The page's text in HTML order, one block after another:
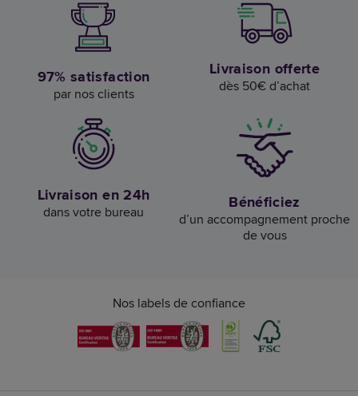
97% satisfaction
par nos clients
Livraison offerte
dès 50€ d’achat
Livraison en 24h
dans votre bureau Bénéficiez
d’un accompagnement proche
de vous
Nos labels de confiance